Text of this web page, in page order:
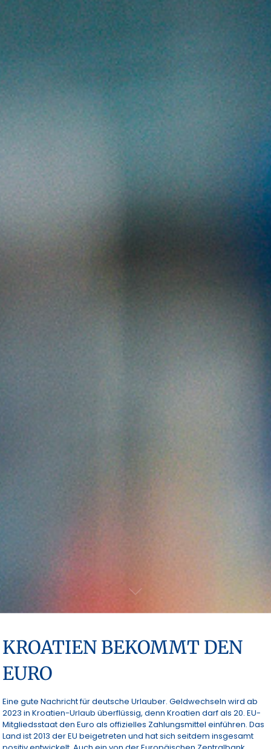
KROATIEN BEKOMMT DEN
EURO
Eine gute Nachricht für deutsche Urlauber. Geldwechseln wird ab
2023 in Kroatien-Urlaub überflüssig, denn Kroatien darf als 20. EU-
Mitgliedsstaat den Euro als offizielles Zahlungsmittel einführen. Das
Land ist 2013 der EU beigetreten und hat sich seitdem insgesamt